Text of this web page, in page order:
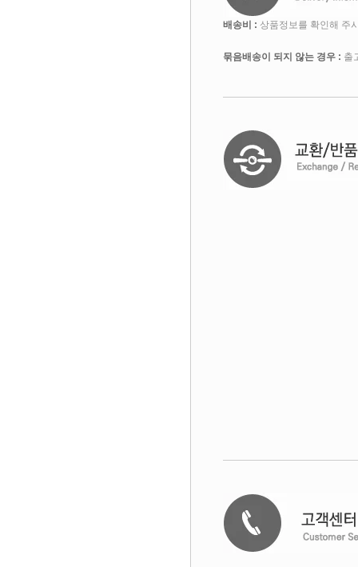
배송비 : 상품정보를 확인해 주
묶음배송이 되지 않는 경우 : 출